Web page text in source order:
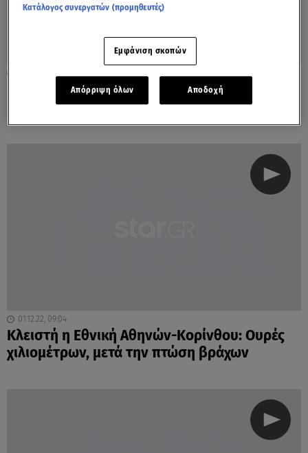
Περιπέτεια στον αέρα για Κικίλια: Δεν
μπορούσε να προσγειωθεί το αεροσκάφος
01.12.22, 09:04
Κλειστή η Εθνική Αθηνών-Κορίνθου: Ουρές
χιλιομέτρων, μετά την πτώση βράχων
Κατάλογος συνεργατών (προμηθευτές)
Εμφάνιση σκοπών
Απόρριψη όλων Αποδοχή